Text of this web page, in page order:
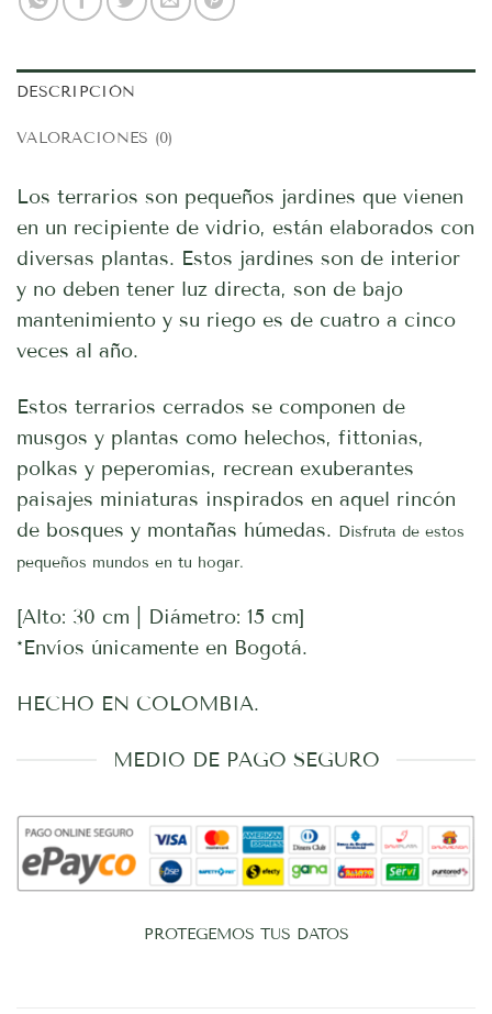
DESCRIPCIÓN
VALORACIONES (0)
Los terrarios son pequeños jardines que vienen
en un recipiente de vidrio, están elaborados con
diversas plantas. Estos jardines son de interior
y no deben tener luz directa, son de bajo
mantenimiento y su riego es de cuatro a cinco
veces al año.
Estos terrarios cerrados se componen de
musgos y plantas como helechos, fittonias,
polkas y peperomias, recrean exuberantes
paisajes miniaturas inspirados en aquel rincón
de bosques y montañas húmedas. Disfruta de estos
pequeños mundos en tu hogar.
[Alto: 30 cm | Diámetro: 15 cm]
*Envíos únicamente en Bogotá.
HECHO EN COLOMBIA.
MEDIO DE PAGO SEGURO
PROTEGEMOS TUS DATOS